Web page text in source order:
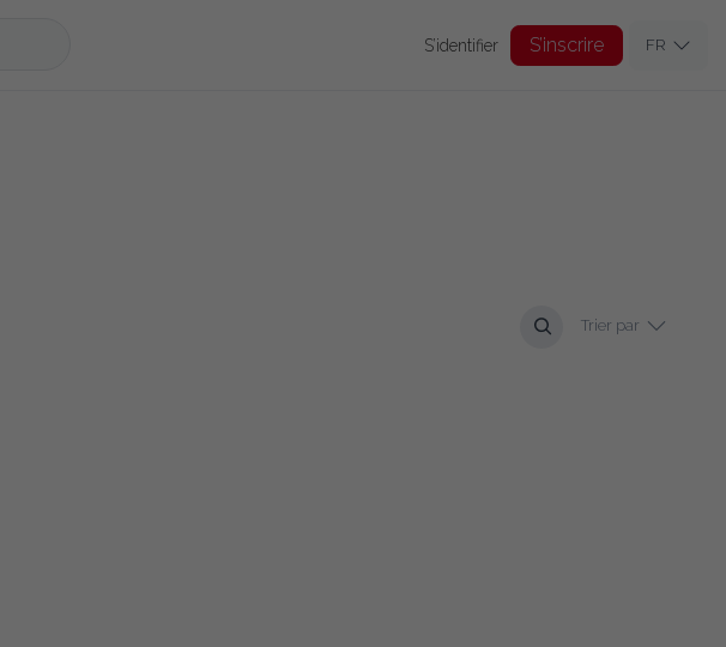
S’identifier S’inscrire FR
Trier par